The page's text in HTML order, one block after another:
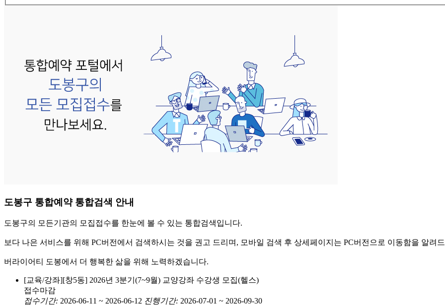
도봉구 통합예약 통합검색 안내
도봉구의 모든기관의 모집접수를 한눈에 볼 수 있는 통합검색입니다.
보다 나은 서비스를 위해 PC버전에서 검색하시는 것을 권고 드리며, 모바일 검색 후 상세페이지는 PC버전으로 이동함을 알려
버라이어티 도봉에서 더 행복한 삶을 위해 노력하겠습니다.
[교육/강좌][창5동] 2026년 3분기(7~9월) 교양강좌 수강생 모집(헬스)
접수마감
접수기간: 2026-06-11 ~ 2026-06-12 진행기간: 2026-07-01 ~ 2026-09-30